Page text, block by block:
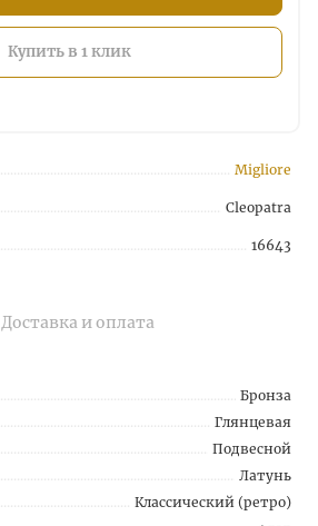
Купить в 1 клик
Migliore
Cleopatra
16643
Доставка и оплата
Бронза
Глянцевая
Подвесной
Латунь
Классический (ретро)